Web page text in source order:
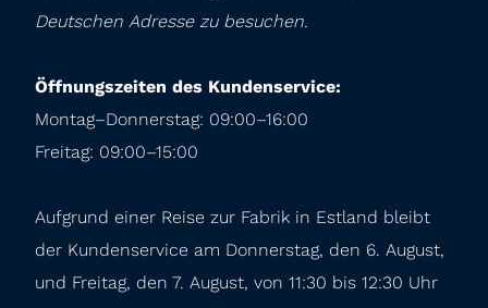
Deutschen Adresse zu besuchen.
Öffnungszeiten des Kundenservice:
Montag–Donnerstag: 09:00–16:00
Freitag: 09:00–15:00
Aufgrund einer Reise zur Fabrik in Estland bleibt
der Kundenservice am Donnerstag, den 6. August,
und Freitag, den 7. August, von 11:30 bis 12:30 Uhr